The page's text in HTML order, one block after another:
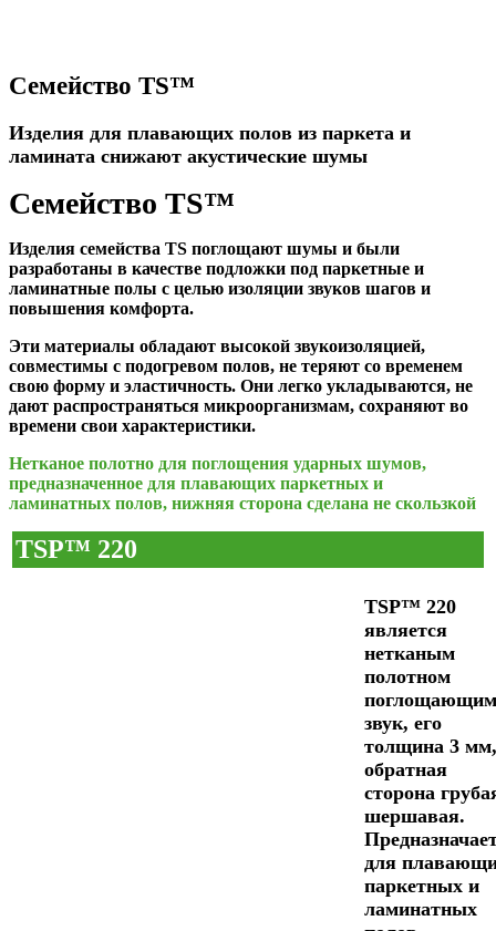
Семейство TS™
Изделия для плавающих полов из паркета и
ламината снижают акустические шумы
Семейство TS™
Изделия семейства TS поглощают шумы и были
разработаны в качестве подложки под паркетные и
ламинатные полы с целью изоляции звуков шагов и
повышения комфорта.
Эти материалы обладают высокой звукоизоляцией,
совместимы с подогревом полов, не теряют со временем
свою форму и эластичность. Они легко укладываются, не
дают распространяться микроорганизмам, сохраняют во
времени свои характеристики.
Нетканое полотно для поглощения ударных шумов,
предназначенное для плавающих паркетных и
ламинатных полов, нижняя сторона сделана не скользкой
TSP™ 220
TSP™ 220
является
нетканым
полотном
поглощающим
звук, его
толщина 3 мм,
обратная
сторона
шершавая.
для
паркетных и
ламинатных